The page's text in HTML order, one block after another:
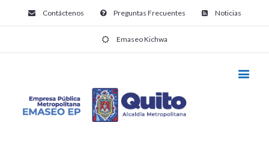
Contáctenos Preguntas Frecuentes Noticias
Emaseo Kichwa